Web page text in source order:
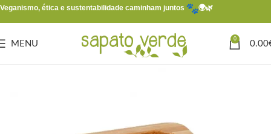
Veganismo, ética e sustentabilidade caminham juntos 🌍🌿
MENU
0
0.00